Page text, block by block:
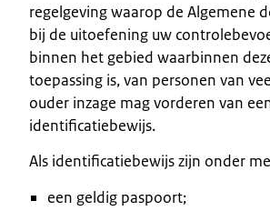
regelgeving waarop de Algemene
bij de uitoefening uw
binnen het gebied waarbinnen
toepassing is, van personen van
ouder inzage mag vorderen van
identificatiebewijs.
Als identificatiebewijs zijn onder
een geldig paspoort;